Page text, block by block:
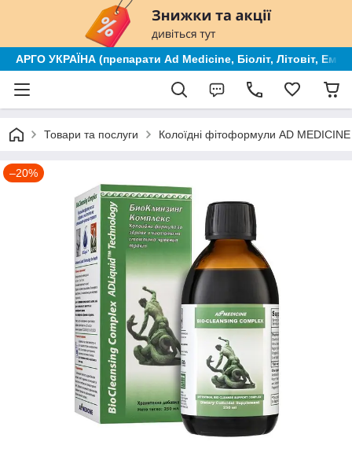
АРГО УКРАЇНА (препарати Ad Medicine, Біоліт, Літовіт, Ем
Товари та послуги Колоїдні фітоформули AD
–20%